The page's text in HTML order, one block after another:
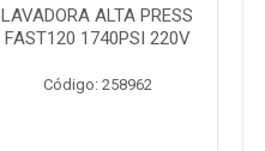
LAVADORA ALTA PRESS
FAST120 1740PSI 220V
Código: 258962